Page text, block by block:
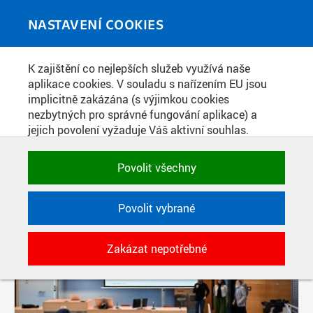
NASTAVENÍ COOKIES
K zajištění co nejlepších služeb využívá naše
aplikace cookies. V souladu s nařízením EU jsou
implicitně zakázána (s výjimkou cookies
nezbytných pro správné fungování aplikace) a
jejich povolení vyžaduje Váš aktivní souhlas.
zakázat, případně vybrat a povolit cookies podle
kategorie. Svoje rozhodnutí můžete samozřejmě
kdykoli změnit.
POTŘEBNÉ
Technické cookies využívané aplikacemi
ČVUT pro uchování jejich nastavení,
vlastností a identifikátorů relace. Jsou
nezbytné pro správné fungování a jsou
Povolit všechny
Povolit vybrané
Zakázat nepotřebné
MEDIATÉKA
PŘÍSPĚVKY PODLE FILTRU
Aktivní filtry: ŠTÍTEK: WORKSHOP